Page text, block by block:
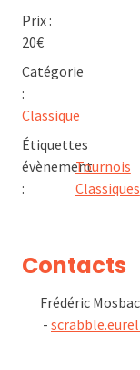
Prix :
20€
Catégorie
:
Classique
Étiquettes
évènement
:
Tournois
Classiques
Contacts
Frédéric
-